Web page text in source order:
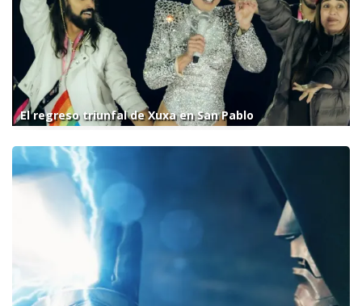
El regreso triunfal de Xuxa en San Pablo